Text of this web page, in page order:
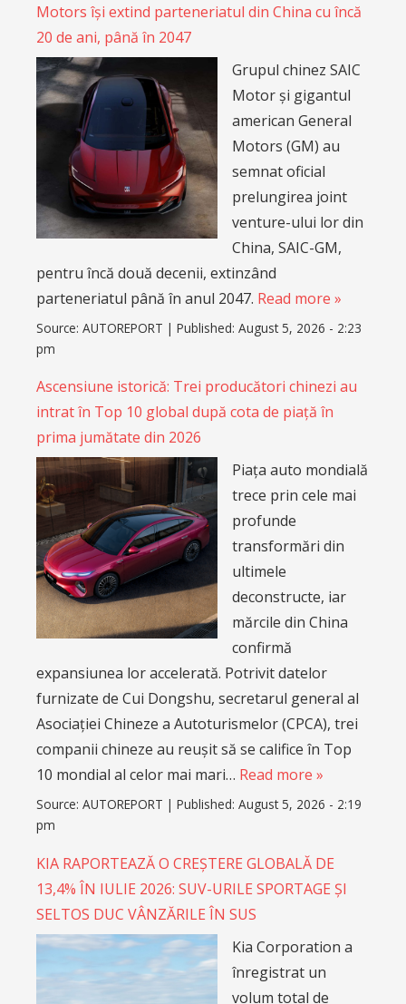
Motors își extind parteneriatul din China cu încă
20 de ani, până în 2047
Grupul chinez SAIC
Motor și gigantul
american General
Motors (GM) au
semnat oficial
prelungirea joint
venture-ului lor din
China, SAIC-GM,
pentru încă două decenii, extinzând
parteneriatul până în anul 2047. Read more »
Source: AUTOREPORT | Published: August 5, 2026 - 2:23
pm
Ascensiune istorică: Trei producători chinezi au
intrat în Top 10 global după cota de piață în
prima jumătate din 2026
Piața auto mondială
trece prin cele mai
profunde
transformări din
ultimele
deconstructe, iar
mărcile din China
confirmă
expansiunea lor accelerată. Potrivit datelor
furnizate de Cui Dongshu, secretarul general al
Asociației Chineze a Autoturismelor (CPCA), trei
companii chineze au reușit să se califice în Top
10 mondial al celor mai mari… Read more »
Source: AUTOREPORT | Published: August 5, 2026 - 2:19
pm
KIA RAPORTEAZĂ O CREȘTERE GLOBALĂ DE
13,4% ÎN IULIE 2026: SUV-URILE SPORTAGE ȘI
SELTOS DUC VÂNZĂRILE ÎN SUS
Kia Corporation a
înregistrat un
volum total de